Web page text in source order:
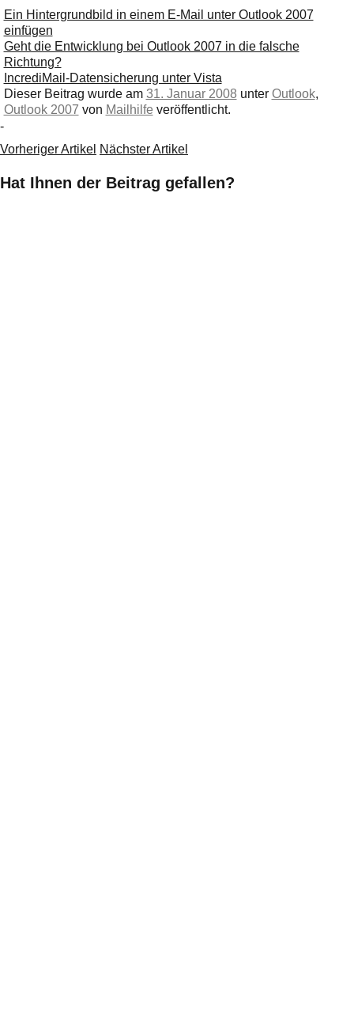
Ein Hintergrundbild in einem E-Mail unter Outlook 2007
einfügen
Geht die Entwicklung bei Outlook 2007 in die falsche
Richtung?
IncrediMail-Datensicherung unter Vista
Dieser Beitrag wurde am 31. Januar 2008 unter Outlook,
Outlook 2007 von Mailhilfe veröffentlicht.
-
Vorheriger Artikel Nächster Artikel
Hat Ihnen der Beitrag gefallen?